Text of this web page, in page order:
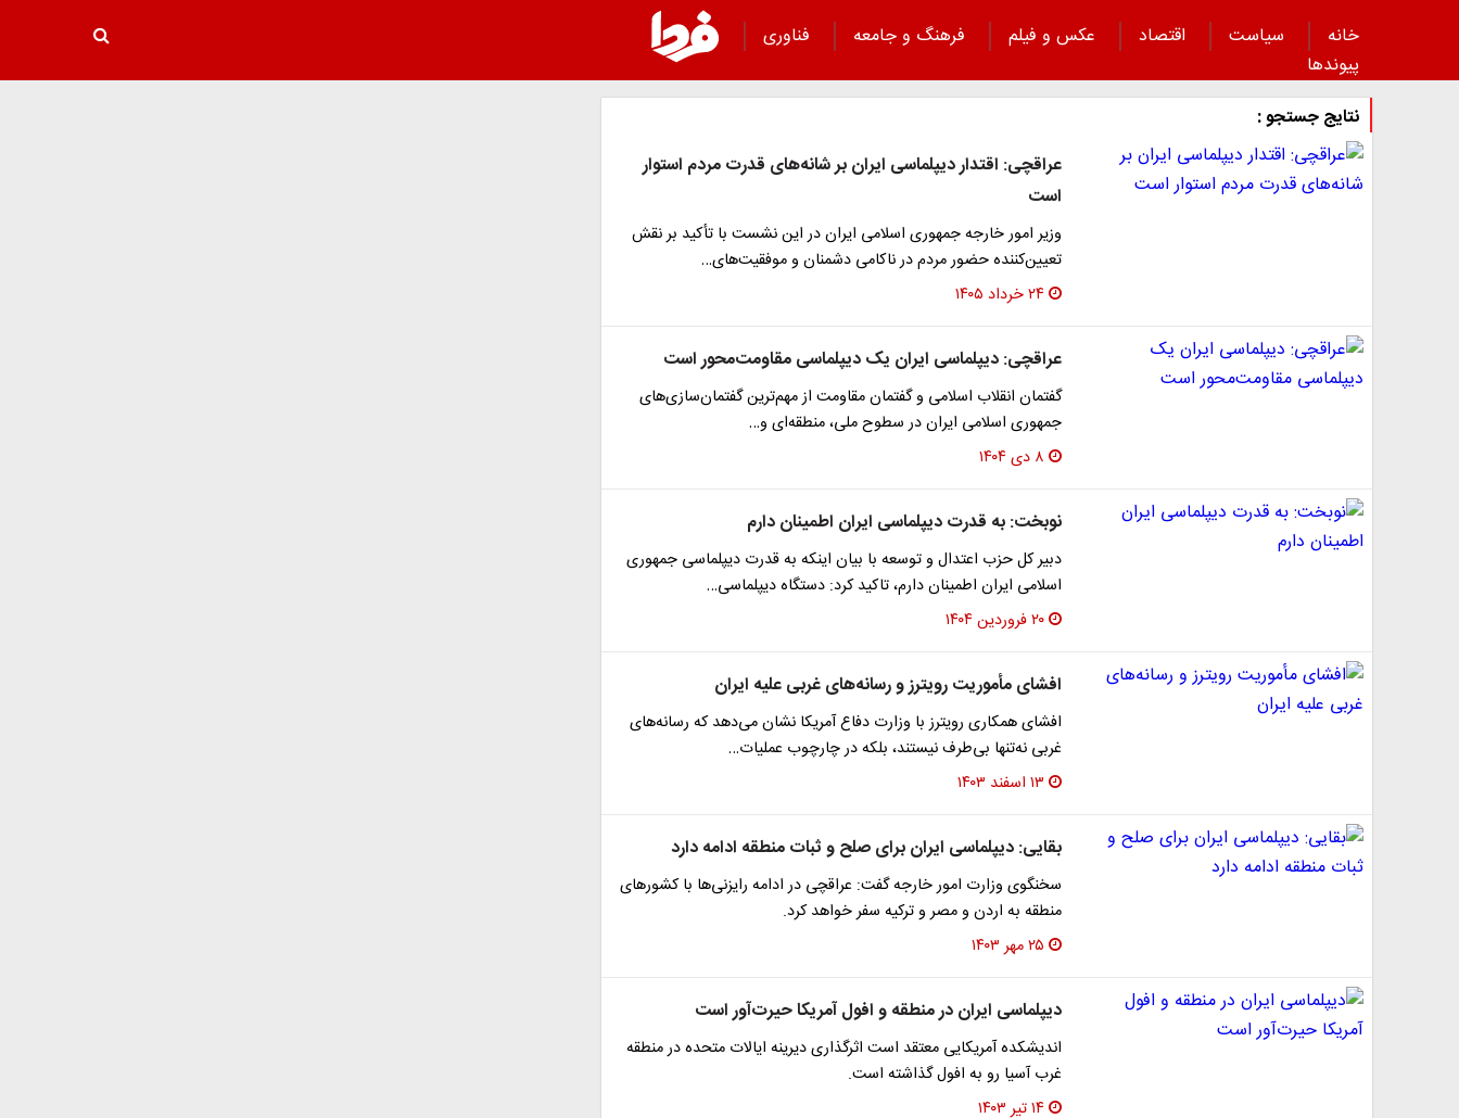
خانه سیاست اقتصاد عکس و فیلم فرهنگ و جامعه
فناوری
پیوند‌ها
نتایج جستجو :
عراقچی: اقتدار دیپلماسی ایران بر شانه‌های قدرت مردم استوار
است
وزیر امور خارجه جمهوری اسلامی ایران در این نشست با تأکید بر نقش
تعیین‌کننده حضور مردم در ناکامی دشمنان و موفقیت‌های…
۲۴ خرداد ۱۴۰۵
عراقچی: دیپلماسی ایران یک دیپلماسی مقاومت‌محور است
گفتمان انقلاب اسلامی و گفتمان مقاومت از مهم‌ترین گفتمان‌سازی‌های
جمهوری اسلامی ایران در سطوح ملی، منطقه‌ای و…
۸ دی ۱۴۰۴
نوبخت: به قدرت دیپلماسی ایران اطمینان دارم
دبیر کل حزب اعتدال و توسعه با بیان اینکه به قدرت دیپلماسی جمهوری
اسلامی ایران اطمینان دارم، تاکید کرد: دستگاه دیپلماسی…
۲۰ فروردین ۱۴۰۴
افشای مأموریت رویترز و رسانه‌های غربی علیه ایران
افشای همکاری رویترز با وزارت دفاع آمریکا نشان می‌دهد که رسانه‌های
غربی نه‌تنها بی‌طرف نیستند، بلکه در چارچوب عملیات…
۱۳ اسفند ۱۴۰۳
بقایی: دیپلماسی ایران برای صلح و ثبات منطقه ادامه دارد
سخنگوی وزارت امور خارجه گفت: عراقچی در ادامه رایزنی‌ها با کشورهای
منطقه به اردن و مصر و ترکیه سفر خواهد کرد.
۲۵ مهر ۱۴۰۳
دیپلماسی ایران در منطقه و افول آمریکا حیرت‌آور است
اندیشکده آمریکایی معتقد است اثرگذاری دیرینه ایالات متحده در منطقه
غرب آسیا رو به افول گذاشته است.
۱۴ تیر ۱۴۰۳